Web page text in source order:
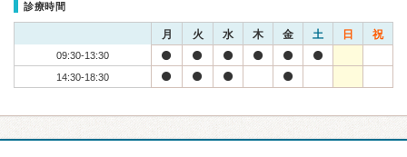
診療時間
月 火 水 木 金 土 日 祝
09:30-13:30
14:30-18:30